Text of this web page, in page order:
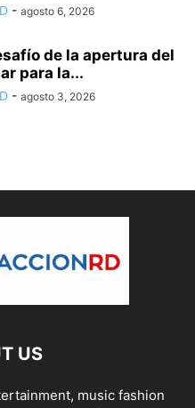
- agosto 6, 2026
de la apertura del
para la...
- agosto 3, 2026
US
music fashion